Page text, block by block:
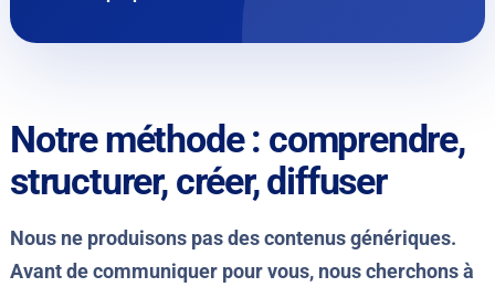
Notre méthode : comprendre,
structurer, créer, diffuser
Nous ne produisons pas des contenus génériques.
Avant de communiquer pour vous, nous cherchons à